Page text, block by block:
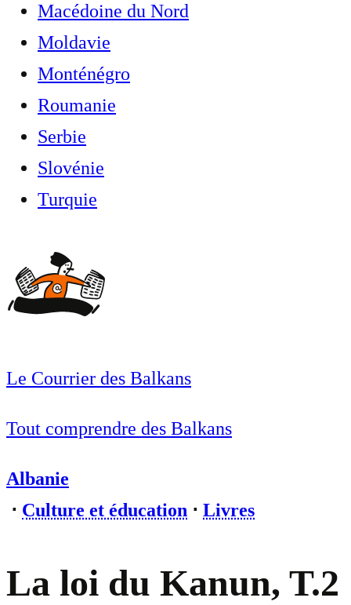
Macédoine du Nord
Moldavie
Monténégro
Roumanie
Serbie
Slovénie
Turquie
Le Courrier des Balkans
Tout comprendre des Balkans
Albanie
⋅ Culture et éducation ⋅ Livres
La loi du Kanun, T.2